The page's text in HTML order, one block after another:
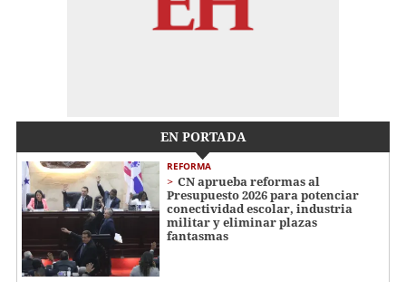
EN PORTADA
REFORMA
CN aprueba reformas al
Presupuesto 2026 para potenciar
conectividad escolar, industria
militar y eliminar plazas
fantasmas